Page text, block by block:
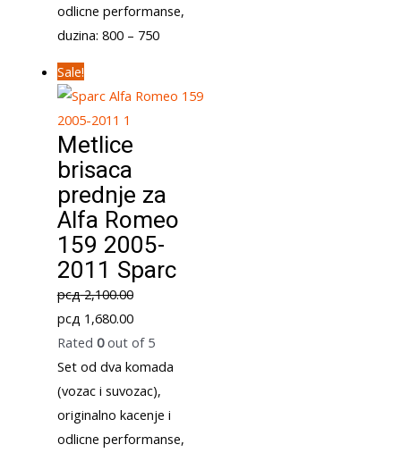
odlicne performanse,
duzina: 800 – 750
Sale!
Metlice
brisaca
prednje za
Alfa Romeo
159 2005-
2011 Sparc
рсд2,100.00
Original
price
was:
рсд 2,100.00.
рсд 1,680.00Current
price
is:
рсд 1,680.00.
Rated 0out of 5
Set od dva komada
(vozac i suvozac),
originalno kacenje i
odlicne performanse,